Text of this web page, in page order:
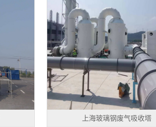
上海玻璃钢废气吸收塔